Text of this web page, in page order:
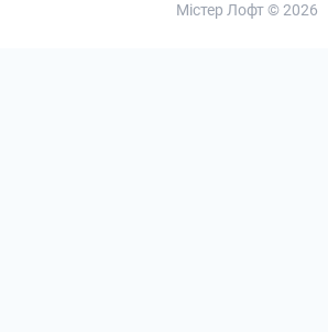
Містер Лофт © 2026